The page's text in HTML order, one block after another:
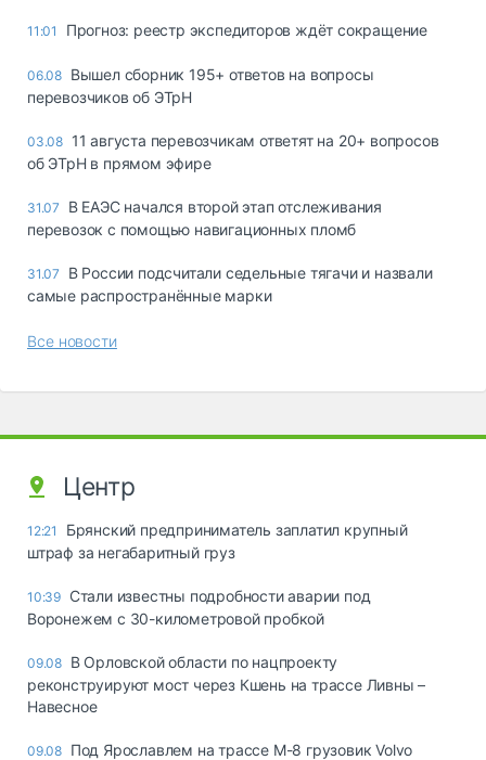
11:01 Прогноз: реестр экспедиторов ждёт сокращение
06.08 Вышел сборник 195+ ответов на вопросы
перевозчиков об ЭТрН
03.08 11 августа перевозчикам ответят на 20+ вопросов
об ЭТрН в прямом эфире
31.07
В ЕАЭС начался второй этап отслеживания
перевозок с помощью навигационных пломб
31.07
В России подсчитали седельные тягачи и назвали
самые распространённые марки
Все новости
Центр
12:21
Брянский предприниматель заплатил крупный
штраф за негабаритный груз
10:39 Стали известны подробности аварии под
Воронежем с 30-километровой пробкой
09.08 В Орловской области по нацпроекту
реконструируют мост через Кшень на трассе Ливны –
Навесное
09.08 Под Ярославлем на трассе М-8 грузовик Volvo